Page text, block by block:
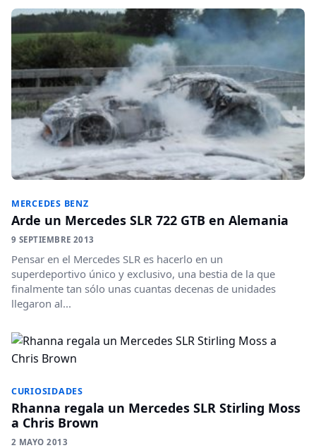
MERCEDES BENZ
Arde un Mercedes SLR 722 GTB en Alemania
9 SEPTIEMBRE 2013
Pensar en el Mercedes SLR es hacerlo en un
superdeportivo único y exclusivo, una bestia de la que
finalmente tan sólo unas cuantas decenas de unidades
llegaron al...
CURIOSIDADES
Rhanna regala un Mercedes SLR Stirling Moss
a Chris Brown
2 MAYO 2013